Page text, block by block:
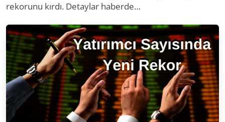
rekorunu kırdı. Detaylar haberde…